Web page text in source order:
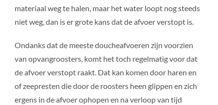
materiaal weg te halen, maar het water loopt nog steeds
niet weg, dan is er grote kans dat de afvoer verstopt is.
Ondanks dat de meeste doucheafvoeren zijn voorzien
van opvangroosters, komt het toch regelmatig voor dat
de afvoer verstopt raakt. Dat kan komen door haren en
of zeepresten die door de roosters heen glippen en zich
ergens in de afvoer ophopen en na verloop van tijd